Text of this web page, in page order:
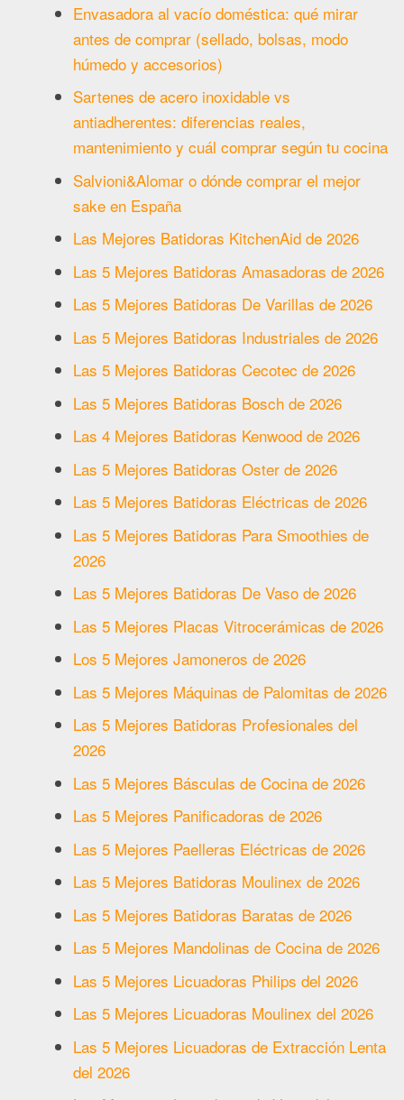
Envasadora al vacío doméstica: qué mirar
antes de comprar (sellado, bolsas, modo
húmedo y accesorios)
Sartenes de acero inoxidable vs
antiadherentes: diferencias reales,
mantenimiento y cuál comprar según tu cocina
Salvioni&Alomar o dónde comprar el mejor
sake en España
Las Mejores Batidoras KitchenAid de 2026
Las 5 Mejores Batidoras Amasadoras de 2026
Las 5 Mejores Batidoras De Varillas de 2026
Las 5 Mejores Batidoras Industriales de 2026
Las 5 Mejores Batidoras Cecotec de 2026
Las 5 Mejores Batidoras Bosch de 2026
Las 4 Mejores Batidoras Kenwood de 2026
Las 5 Mejores Batidoras Oster de 2026
Las 5 Mejores Batidoras Eléctricas de 2026
Las 5 Mejores Batidoras Para Smoothies de
2026
Las 5 Mejores Batidoras De Vaso de 2026
Las 5 Mejores Placas Vitrocerámicas de 2026
Los 5 Mejores Jamoneros de 2026
Las 5 Mejores Máquinas de Palomitas de 2026
Las 5 Mejores Batidoras Profesionales del
2026
Las 5 Mejores Básculas de Cocina de 2026
Las 5 Mejores Panificadoras de 2026
Las 5 Mejores Paelleras Eléctricas de 2026
Las 5 Mejores Batidoras Moulinex de 2026
Las 5 Mejores Batidoras Baratas de 2026
Las 5 Mejores Mandolinas de Cocina de 2026
Las 5 Mejores Licuadoras Philips del 2026
Las 5 Mejores Licuadoras Moulinex del 2026
Las 5 Mejores Licuadoras de Extracción Lenta
del 2026